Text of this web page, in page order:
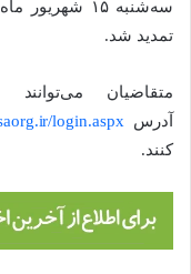
تمدید شد.
متقاضیان
آدرسlogin.aspx
کنند.